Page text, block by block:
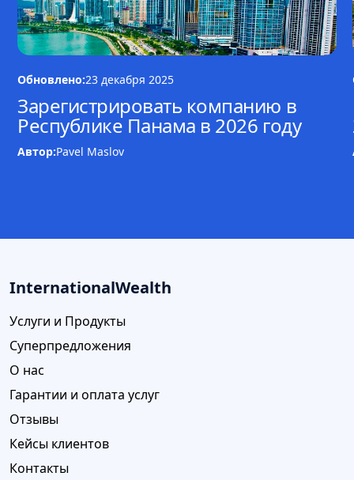
Обновлено:23 декабря 2025
Зарегистрировать компанию в
Республике Панама в 2026 году
Автор:Pavel Maslov
InternationalWealth
Услуги и Продукты
Суперпредложения
О нас
Гарантии и оплата услуг
Отзывы
Кейсы клиентов
Контакты